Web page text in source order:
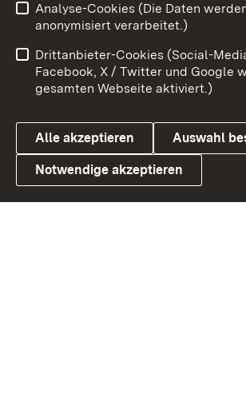
Link zum Landesportal
Impressum
Kontakt
Barrierefreiheit
Cookies
Analyse-Cookies (Die Daten
anonymisiert verarbeitet.)
Drittanbieter-Cookies (Social-
Facebook, X / Twitter und Google
gesamten Webseite aktiviert.)
Alle akzeptieren Auswahl
Notwendige akzeptieren